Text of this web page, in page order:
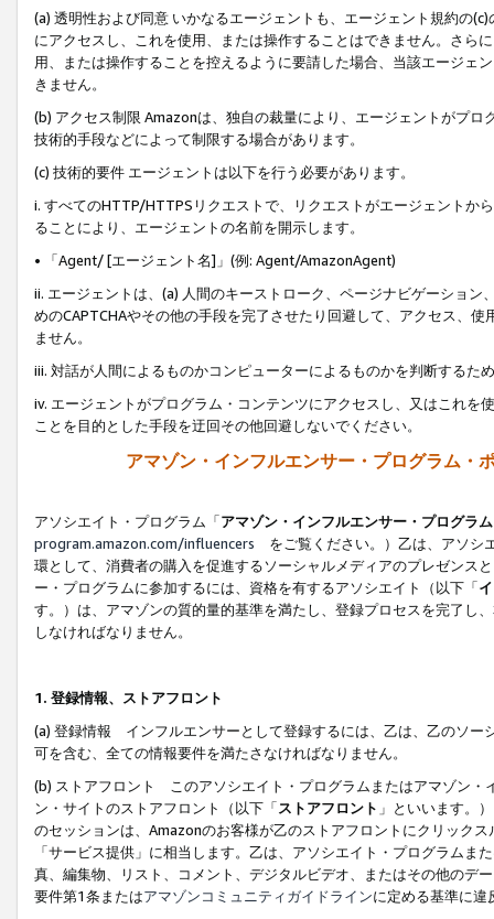
(a) 透明性および同意 いかなるエージェントも、エージェント規約の
にアクセスし、これを使用、または操作することはできません。さら
用、または操作することを控えるように要請した場合、当該エージェ
きません。
(b) アクセス制限 Amazonは、独自の裁量により、エージェントがプ
技術的手段などによって制限する場合があります。
(c) 技術的要件 エージェントは以下を行う必要があります。
i. すべてのHTTP/HTTPSリクエストで、リクエストがエージェントか
ることにより、エージェントの名前を開示します。
• 「Agent/ [エージェント名]」(例: Agent/AmazonAgent)
ii. エージェントは、(a) 人間のキーストローク、ページナビゲーショ
めのCAPTCHAやその他の手段を完了させたり回避して、アクセス、
ません。
iii. 対話が人間によるものかコンピューターによるものかを判断するた
iv. エージェントがプログラム・コンテンツにアクセスし、又はこれ
ことを目的とした手段を迂回その他回避しないでください。
アマゾン・インフルエンサー・プログラム・
アソシエイト・プログラム「アマゾン・インフルエンサー・プログラム
program.amazon.com/influencers をご覧ください。）乙は、アソシ
環として、消費者の購入を促進するソーシャルメディアのプレゼンス
ー・プログラムに参加するには、資格を有するアソシエイト（以下「
す。）は、アマゾンの質的量的基準を満たし、登録プロセスを完了し、
しなければなりません。
1. 登録情報、ストアフロント
(a) 登録情報 インフルエンサーとして登録するには、乙は、乙のソー
可を含む、全ての情報要件を満たさなければなりません。
(b) ストアフロント このアソシエイト・プログラムまたはアマゾン・
ン・サイトのストアフロント（以下「ストアフロント 」といいます。
のセッションは、Amazonのお客様が乙のストアフロントにクリック
「サービス提供」に相当します。乙は、アソシエイト・プログラム
真、編集物、リスト、コメント、デジタルビデオ、またはその他のデ
要件第1条またはアマゾンコミュニティガイドラインに定める基準に違